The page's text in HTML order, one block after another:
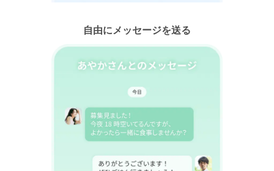
自由にメッセージを送る